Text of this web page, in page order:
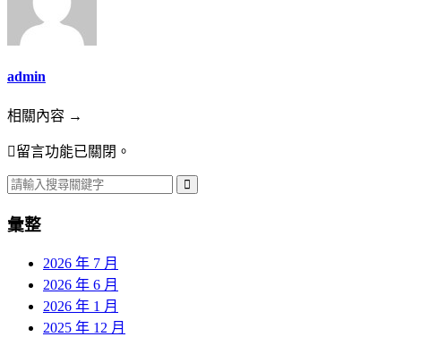
admin
相關內容 →
留言功能已關閉。
彙整
2026 年 7 月
2026 年 6 月
2026 年 1 月
2025 年 12 月